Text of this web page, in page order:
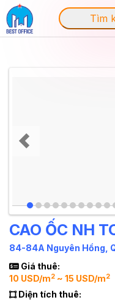
Tìm
CAO ỐC NH
84-84A Nguyên Hồng,
Giá thuê:
10 USD/m2 ~ 15 USD/m2
Diện tích thuê: